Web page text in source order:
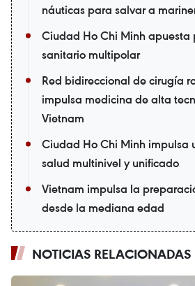
náuticas para salvar a
Ciudad Ho Chi Minh apuesta
sanitario multipolar
Red bidireccional de cirugía
impulsa medicina de alta
Vietnam
Ciudad Ho Chi Minh impulsa
salud multinivel y unificado
Vietnam impulsa la
desde la mediana edad
NOTICIAS RELACIONADAS